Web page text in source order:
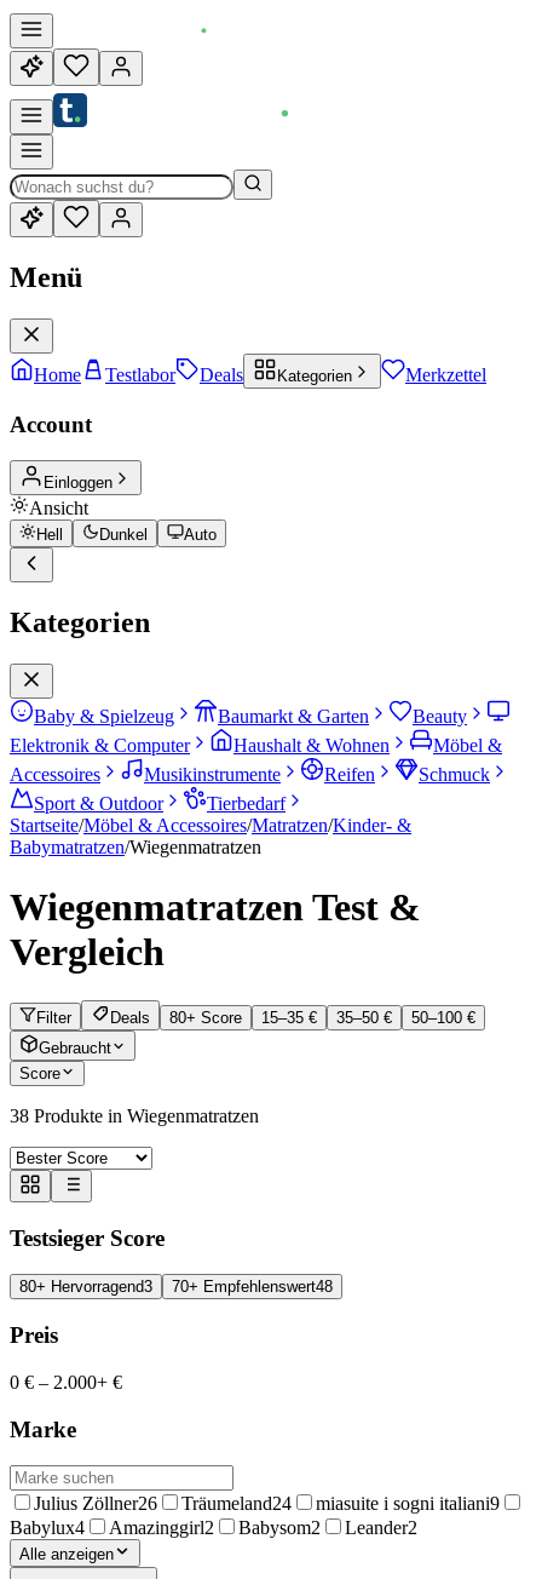
Menü
Home Testlabor Deals Kategorien Merkzettel
Account
Einloggen
Ansicht
Hell Dunkel Auto
Kategorien
Baby & Spielzeug Baumarkt & Garten
Beauty
Elektronik & Computer
Haushalt & Wohnen
Möbel &
Accessoires
Musikinstrumente Reifen
Schmuck
Sport & Outdoor
Tierbedarf
Startseite/Möbel & Accessoires/Matratzen/Kinder- &
Babymatratzen/Wiegenmatratzen
Wiegenmatratzen Test &
Vergleich
Filter Deals 80+ Score 15–35 € 35–50 €
50–100 €
Gebraucht
Score
38 Produkte in Wiegenmatratzen
Testsieger Score
80+ Hervorragend3 70+ Empfehlenswert48
Preis
0 € – 2.000+ €
Marke
Julius Zöllner26 Träumeland24 miasuite i sogni italiani9
Babylux4 Amazinggirl2 Babysom2 Leander2
Alle anzeigen